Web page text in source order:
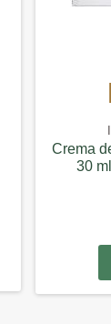
Crema
30